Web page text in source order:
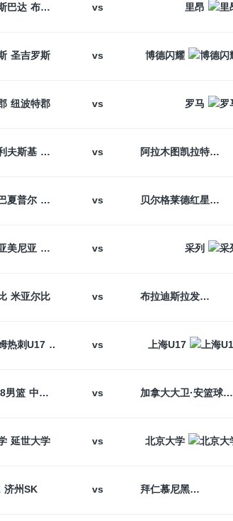
布拉格斯巴达 vs 里昂
圣吉罗斯 vs 博德闪耀
纽波特郡 vs 罗马
索菲亚利夫斯基
vs 阿拉木图凯拉特
贝尔谢巴夏普尔
vs 贝尔格莱德红星
阿拉特亚美尼亚
vs 采列
米亚尔比 vs 布拉迪斯拉发
托特纳姆热刺U17
vs 上海U17
中国U18男篮 vs 加拿大大卫·安篮球学院
延世大学 vs 北京大学
济州SK vs 拜仁慕尼黑